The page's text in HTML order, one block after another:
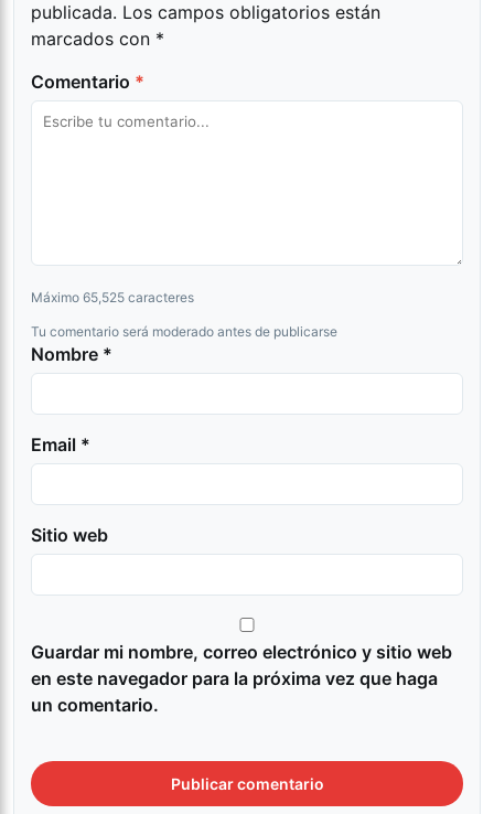
publicada. Los campos obligatorios están
marcados con *
Comentario *
Máximo 65,525 caracteres
Tu comentario será moderado antes de publicarse
Nombre *
Email *
Sitio web
Guardar mi nombre, correo electrónico y sitio web
en este navegador para la próxima vez que haga
un comentario.